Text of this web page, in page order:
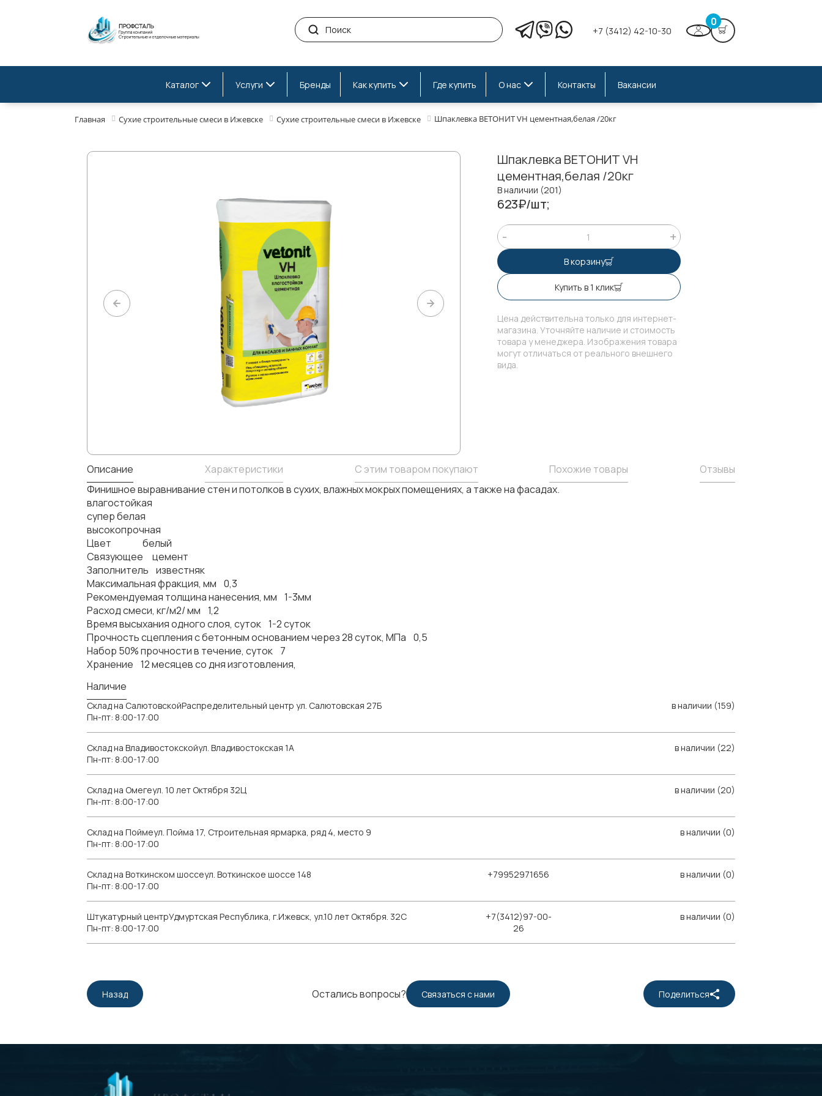
+7 (3412) 42-10-30
0
Каталог Услуги Бренды Как купить Где купить О нас Контакты Вакансии
Главная Сухие строительные смеси в Ижевске Сухие строительные смеси в Ижевске Шпаклевка ВЕТОНИТ VH цементная,белая /20кг
Шпаклевка ВЕТОНИТ VH
цементная,белая /20кг
В наличии (201)
623₽/шт;
В корзину
Купить в 1 клик
Цена действительна только для интернет-
магазина. Уточняйте наличие и стоимость
товара у менеджера. Изображения товара
могут отличаться от реального внешнего
вида.
Описание Характеристики С этим товаром покупают Похожие товары
Отзывы
Финишное выравнивание стен и потолков в сухих, влажных мокрых помещениях, а также на фасадах.
влагостойкая
супер белая
высокопрочная
Цвет белый
Связующее цемент
Заполнитель известняк
Максимальная фракция, мм 0,3
Рекомендуемая толщина нанесения, мм 1-3мм
Расход смеси, кг/м2/ мм 1,2
Время высыхания одного слоя, суток 1-2 суток
Прочность сцепления с бетонным основанием через 28 суток, МПа 0,5
Набор 50% прочности в течение, суток 7
Хранение 12 месяцев со дня изготовления,
Наличие
Склад на СалютовскойРаспределительный центр ул. Салютовская 27Б
Пн-пт: 8:00-17:00
в наличии (159)
Склад на Владивостокскойул. Владивостокская 1А
Пн-пт: 8:00-17:00
в наличии (22)
Склад на Омегеул. 10 лет Октября 32Ц
Пн-пт: 8:00-17:00
в наличии (20)
Склад на Поймеул. Пойма 17, Строительная ярмарка, ряд 4, место 9
Пн-пт: 8:00-17:00
в наличии (0)
Склад на Воткинском шоссеул. Воткинское шоссе 148
Пн-пт: 8:00-17:00
+79952971656 в наличии (0)
Штукатурный центрУдмуртская Республика, г.Ижевск, ул.10 лет Октября. 32С
Пн-пт: 8:00-17:00
+7(3412)97-00-
26
в наличии (0)
Остались вопросы? Связаться с нами
Назад Поделиться